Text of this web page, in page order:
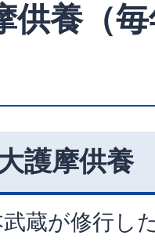
供養（
護摩供養
蔵が修行し